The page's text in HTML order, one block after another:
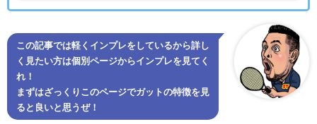
この記事では軽くインプレをしているから詳し
く見たい方は個別ページからインプレを見てく
れ！
まずはざっくりこのページでガットの特徴を見
ると良いと思うぜ！